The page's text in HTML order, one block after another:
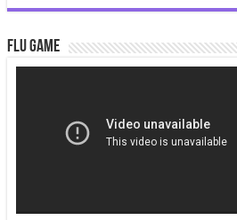
Flu Game